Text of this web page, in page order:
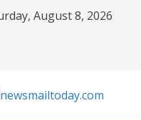
August 8, 2026